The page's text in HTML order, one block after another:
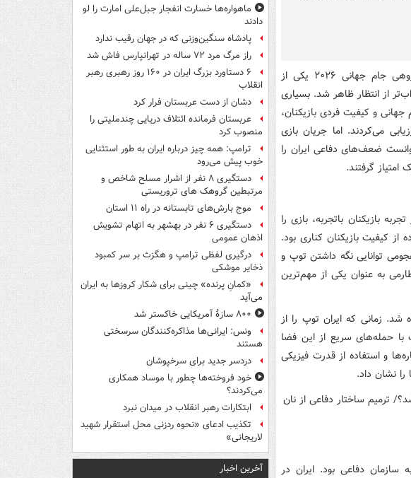
دیدار ایران و نیوزیلند در مرحله گروهی جام جهانی ۲۰۲۶ یکی از
از انتظار ظاهر شد. بسیاری
جهانی و کیفیت فردی بازیکنان،
می‌کردند. اما جریان بازی
ضعف‌های دفاعی ایران را
بازیکنان باتجربه، بازی را
از کیفیت بازیکنان کناری بود.
توانایی نگه داشتن توپ و
به عنوان یکی از مهم‌ترین
شد. زمانی که ایران توپ را از
حمله‌های سریع از این فضا
و استفاده از قدرت فیزیکی
نشان داد.
سازمان دفاعی بود. ایران در
ماهواره‌ها خسارت انفجار جبل‌علی امارت را لو
دادند
پادشاه سنگین‌وزنی که در جهان رقیب ندارد
راز مرگ مرد ۷۲ ساله در تهرانپارس فاش شد
۶ دستاورد بزرگ ایران در ۱۶۰ روز رهبری رهبر
انقلاب
دشان از دست عربستان فرار کرد
عربستان فرمانده ائتلاف دریایی چندملیتی را
منصوب کرد
ترامپ: همه چیز درباره ایران به طور استثنایی
خوب پیش می‌رود
دستگیری ۸ نفر از اشرار مسلح شاخص و
مرتبطین گروهک های تروریستی
موج بارش‌های تابستانه در راه ۱۱ استان
دستگیری ۶ نفر در بهشهر به اتهام تشویش
اذهان عمومی
درگیری لفظی ترامپ و هگزث بر سر کمبود
ذخایر موشکی
«کمانِ پرنده» چینی برای شکار کروزها به ایران
می‌آید
۸۰۰ سازۀ آمریکایی خاکستر شد
ونس: ایرانی‌ها مذاکره‌کنندگان سرسختی
هستند
دردسر جدید برای سرخپوشان
خود فروخته‌ها چطور با موساد همکاری
می‌کردند؟
ابتکارات رهبر انقلاب در میدان نبرد
تکذیب ادعای «نحوه ردزنی محل استقرار شهید
لاریجانی»
آخرین اخبار